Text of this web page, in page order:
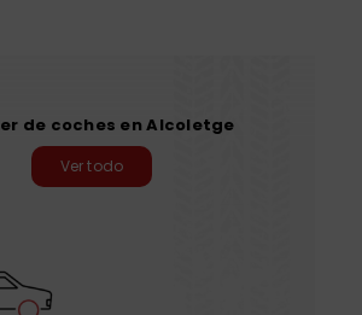
de coches en Alcoletge
Ver todo